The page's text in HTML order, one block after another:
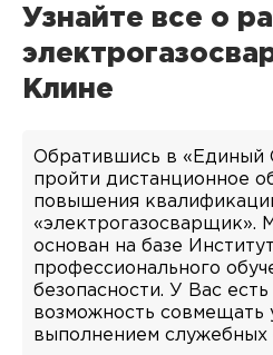
Узнайте все о
Клине
Обратившись в «Единый
пройти дистанционное
повышения
«электрогазосварщик».
основан на базе
профессионального
безопасности. У Вас есть
возможность совмещать
выполнением служебных